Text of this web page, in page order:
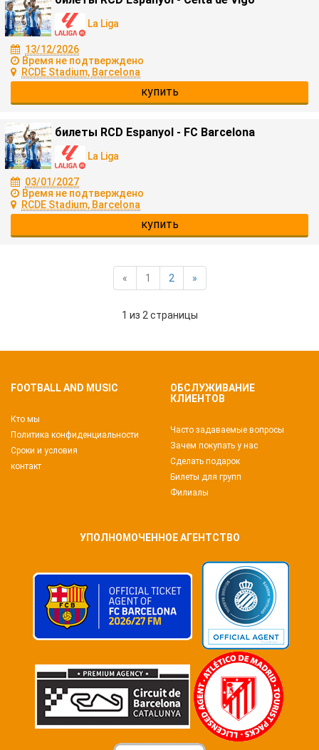
La Liga
13/12/2026
Время не подтверждено
RCDE Stadium, Barcelona
купить
билеты RCD Espanyol - FC Barcelona
La Liga
03/01/2027
Время не подтверждено
RCDE Stadium, Barcelona
купить
« 1 2 »
1 из 2 страницы
FOOTBALL AND MUSIC
Кто мы
Политика конфиденциальности
Сроки и условия
контакт
ОБСЛУЖИВАНИЕ
КЛИЕНТОВ
Часто задаваемые вопросы
Зачем покупать у нас
Сделать подарок
Билеты для групп
Филиалы
УПОЛНОМОЧЕННОЕ АГЕНТСТВО